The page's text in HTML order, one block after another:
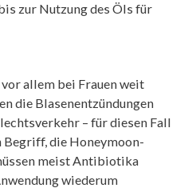
zur Nutzung des Öls für
allem bei Frauen weit
die Blasenentzündungen
– für diesen Fall
Begriff, die Honeymoon-
meist Antibiotika
wiederum